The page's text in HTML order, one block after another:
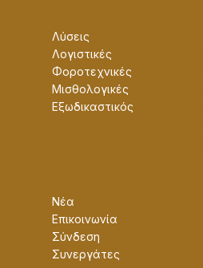
Λύσεις
Λογιστικές
Φοροτεχνικές
Μισθολογικές
Εξωδικαστικός
Νέα
Επικοινωνία
Σύνδεση
Συνεργάτες